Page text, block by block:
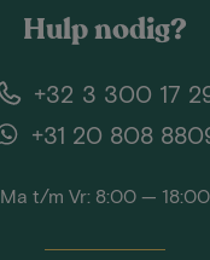
Hulp nodig?
+32 3 300 17
+31 20 808
Ma t/m Vr: 8:00 — 18:00